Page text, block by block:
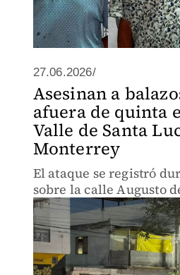
27.06.2026/
Asesinan a
afuera de quinta
Valle de Santa
Monterrey
El ataque se registró
sobre la calle Augusto